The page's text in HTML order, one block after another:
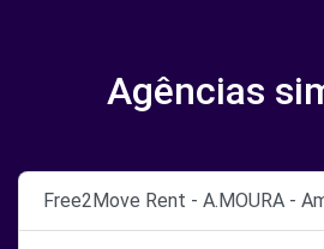
Agências
Free2Move Rent - A.MOURA -